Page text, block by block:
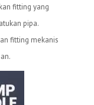
fitting yang
pipa.
fitting mekanis